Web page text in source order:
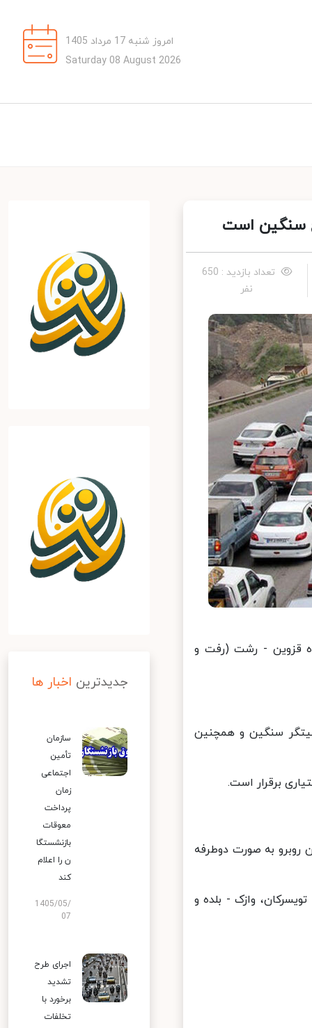
امروز شنبه 17 مرداد 1405
Saturday 08 August 2026
تعداد بازدید : 650
نفر
قزوین - رشت (رفت و
سنگین و همچنین
برقرار است.
لاین روبرو به صورت دوطرفه
وازک - بلده و
جدیدترین اخبار ها
سازمان
تأمین
اجتماعی
زمان
پرداخت
معوقات
بازنشستگا
ن را اعلام
کند
1405/05/
07
اجرای طرح
تشدید
برخورد با
تخلفات